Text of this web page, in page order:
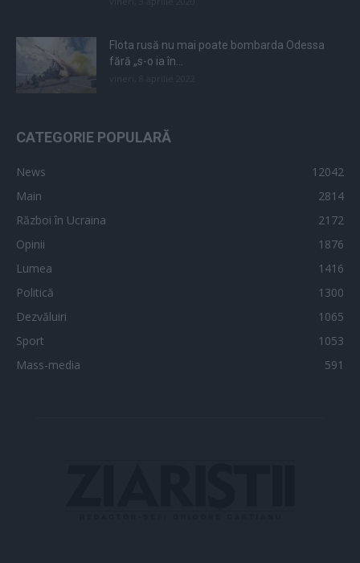
Flota rusă nu mai poate bombarda Odessa
fără „s-o ia în...
CATEGORIE POPULARĂ
News
12042
Main
2814
Război în Ucraina
2172
Opinii
1876
Lumea
1416
Politică
1300
Dezvăluiri
1065
Sport
1053
Mass-media
591